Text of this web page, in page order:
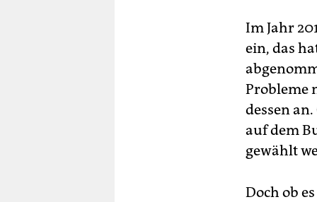
Im Jahr
ein, das
Probleme
dessen
auf dem
gewählt
Doch ob